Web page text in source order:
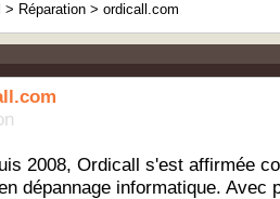
> Réparation > ordicall.com
2008, Ordicall s'est affirmée
dépannage informatique. Avec